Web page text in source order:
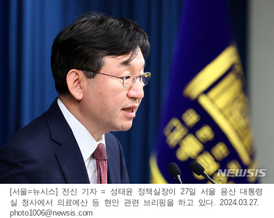
[서울=뉴시스] 전신 기자 = 성태윤 정책실장이 27일 서울 용산 대통령
실 청사에서 의료예산 등 현안 관련 브리핑을 하고 있다. 2024.03.27.
photo1006@newsis.com